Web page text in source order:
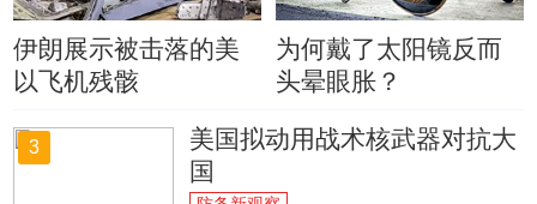
伊朗展示被击落的美
以飞机残骸
为何戴了太阳镜反而
头晕眼胀？
3
美国拟动用战术核武器对抗大
国